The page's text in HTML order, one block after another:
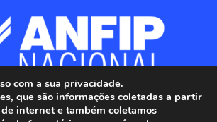
com a sua privacidade.
que são informações coletadas a partir
internet e também coletamos